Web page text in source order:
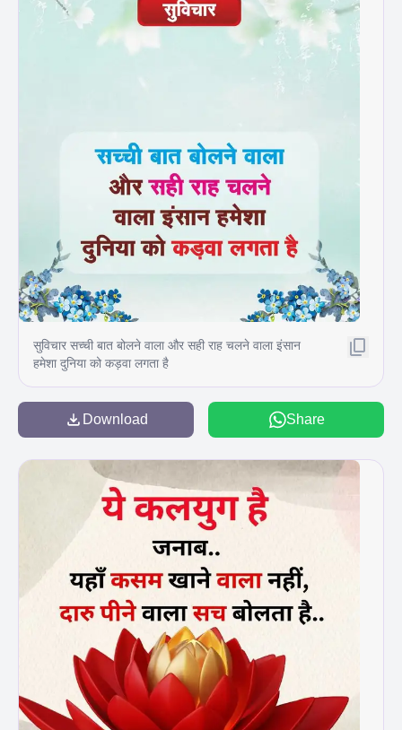
सुविचार सच्ची बात बोलने वाला और सही राह चलने वाला इंसान
हमेशा दुनिया को कड़वा लगता है
Download Share